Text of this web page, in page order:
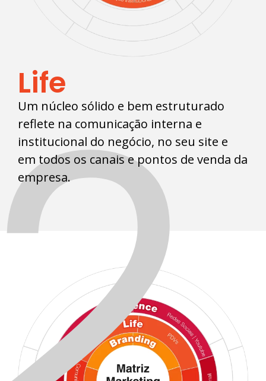
Life
Um núcleo sólido e bem estruturado
reflete na comunicação interna e
institucional do negócio, no seu site e
em todos os canais e pontos de venda da
empresa.